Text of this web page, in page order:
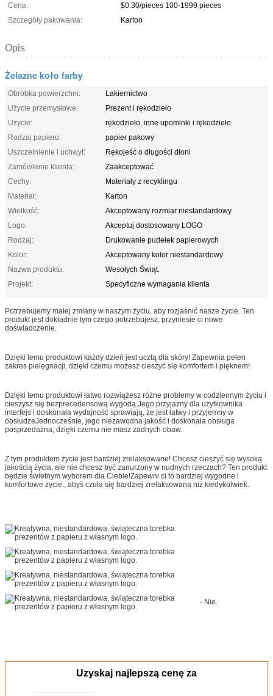
Cena:
$0.30/pieces 100-1999 pieces
Szczegóły pakowania:
Karton
Opis
Żelazne koło farby
Obróbka powierzchni:
Lakiernictwo
Użycie przemysłowe:
Prezent i rękodzieło
Użycie:
rękodzieło, inne upominki i rękodzieło
Rodzaj papieru:
papier pakowy
Uszczelnienie i uchwyt:
Rękojeść o długości dłoni
Zamówienie klienta:
Zaakceptować
Cechy:
Materiały z recyklingu
Materiał:
Karton
Wielkość:
Akceptowany rozmiar niestandardowy
Logo:
Akceptuj dostosowany LOGO
Rodzaj:
Drukowanie pudełek papierowych
Kolor:
Akceptowany kolor niestandardowy
Nazwa produktu:
Wesołych Świąt.
Projekt:
Specyficzne wymagania klienta
Potrzebujemy małej zmiany w naszym życiu, aby rozjaśnić nasze życie. Ten
produkt jest dokładnie tym czego potrzebujesz, przyniesie ci nowe
doświadczenie.
Dzięki temu produktowi każdy dzień jest ucztą dla skóry! Zapewnia pełen
zakres pielęgnacji, dzięki czemu możesz cieszyć się komfortem i pięknem!
Dzięki temu produktowi łatwo rozwiążesz różne problemy w codziennym życiu i
cieszysz się bezprecedensową wygodą.Jego przyjazny dla użytkownika
interfejs i doskonała wydajność sprawiają, że jest łatwy i przyjemny w
obsłudzeJednocześnie, jego niezawodna jakość i doskonała obsługa
posprzedażna, dzięki czemu nie masz żadnych obaw.
Z tym produktem życie jest bardziej zrelaksowane! Chcesz cieszyć się wysoką
jakością życia, ale nie chcesz być zanurzony w nudnych rzeczach? Ten produkt
będzie świetnym wyborem dla Ciebie!Zapewni ci to bardziej wygodne i
komfortowe życie., abyś czuła się bardziej zrelaksowana niż kiedykolwiek.
- Nie.
Uzyskaj najlepszą cenę za